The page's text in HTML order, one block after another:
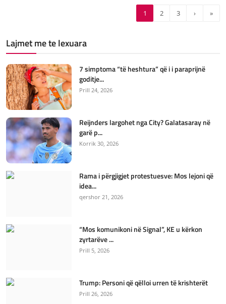
1 2 3 › »
Lajmet me te lexuara
7 simptoma “të heshtura” që i i paraprijnë
goditje...
Prill 24, 2026
Reijnders largohet nga City? Galatasaray në
garë p...
Korrik 30, 2026
Rama i përgjigjet protestuesve: Mos lejoni që
idea...
qershor 21, 2026
“Mos komunikoni në Signal”, KE u kërkon
zyrtarëve ...
Prill 5, 2026
Trump: Personi që qëlloi urren të krishterët
Prill 26, 2026